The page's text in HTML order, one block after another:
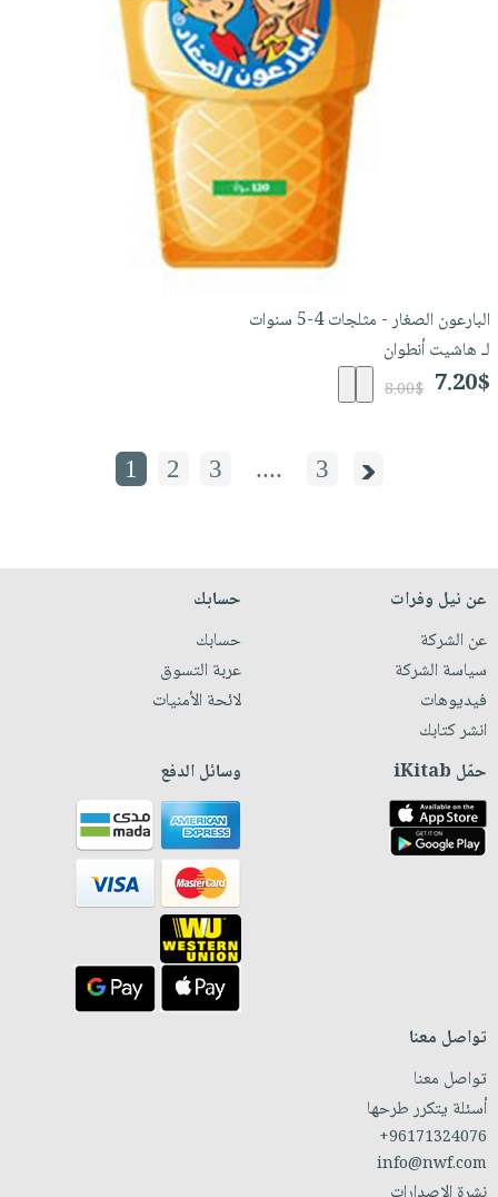
البارعون الصغار - مثلجات 4-5 سنوات
لـ هاشيت أنطوان
7.20$
8.00$
1 2 3 .... 3
عن نيل وفرات
عن الشركة
سياسة الشركة
فيديوهات
انشر كتابك
حسابك
حسابك
عربة التسوق
لائحة الأمنيات
حمّل iKitab وسائل الدفع
تواصل معنا
تواصل معنا
أسئلة يتكرر طرحها
+96171324076
info@nwf.com